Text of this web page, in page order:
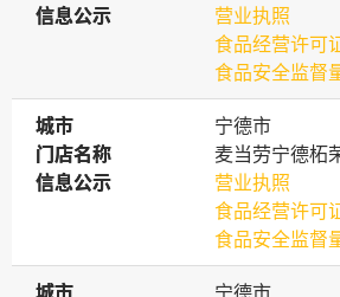
信息公示
信息公示
营业执照
食品经营许可
食品安全监督
城市
城市
宁德市
门店名称
门店名称
麦当劳宁德柘
信息公示
信息公示
营业执照
食品经营许可
食品安全监督
城市
城市
宁德市